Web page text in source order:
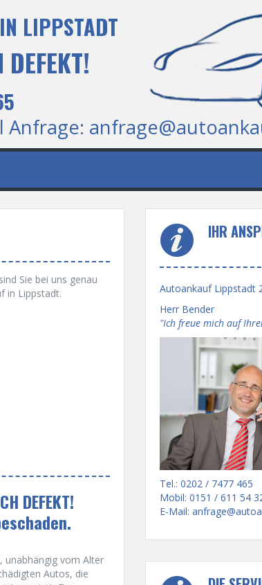
LIPPSTADT
Anfrage:
Sie bei uns genau
in Lippstadt.
DEFEKT!
unabhängig vom Alter
Autos, die
IHR
Autoankauf Lippstadt
Herr Bender
"Ich freue mich auf
Tel.: 0202 / 7477 465
Mobil: 0151 / 611 54
E-Mail: